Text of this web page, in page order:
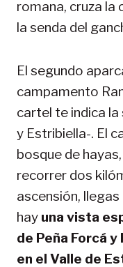
romana, cruza la
la senda del
El segundo
campamento
cartel te indica la
y Estribiella-. El
bosque de
recorrer dos
ascensión,
hay una vista
de Peña Forcá
en el Valle de